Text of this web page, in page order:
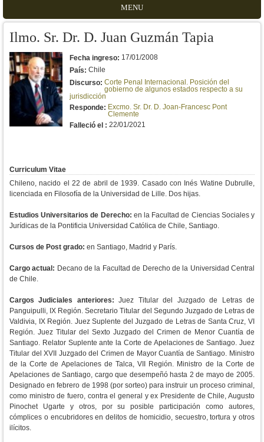
MENU
Ilmo. Sr. Dr. D. Juan Guzmán Tapia
Fecha ingreso: 17/01/2008
País: Chile
Discurso: Corte Penal Internacional. Posición del
gobierno de algunos estados respecto a su
jurisdicción
Responde: Excmo. Sr. Dr. D. Joan-Francesc Pont
Clemente
Falleció el : 22/01/2021
Curriculum Vitae
Chileno, nacido el 22 de abril de 1939. Casado con Inés Watine Dubrulle,
licenciada en Filosofía de la Universidad de Lille. Dos hijas.
Estudios Universitarios de Derecho: en la Facultad de Ciencias Sociales y
Jurídicas de la Pontificia Universidad Católica de Chile, Santiago.
Cursos de Post grado: en Santiago, Madrid y París.
Cargo actual: Decano de la Facultad de Derecho de la Universidad Central
de Chile.
Cargos Judiciales anteriores: Juez Titular del Juzgado de Letras de
Panguipulli, IX Región. Secretario Titular del Segundo Juzgado de Letras de
Valdivia, IX Región. Juez Suplente del Juzgado de Letras de Santa Cruz, VI
Región. Juez Titular del Sexto Juzgado del Crimen de Menor Cuantía de
Santiago. Relator Suplente ante la Corte de Apelaciones de Santiago. Juez
Titular del XVII Juzgado del Crimen de Mayor Cuantía de Santiago. Ministro
de la Corte de Apelaciones de Talca, VII Región. Ministro de la Corte de
Apelaciones de Santiago, cargo que desempeñó hasta 2 de mayo de 2005.
Designado en febrero de 1998 (por sorteo) para instruir un proceso criminal,
como ministro de fuero, contra el general y ex Presidente de Chile, Augusto
Pinochet Ugarte y otros, por su posible participación como autores,
cómplices o encubridores en delitos de homicidio, secuestro, tortura y otros
ilícitos.